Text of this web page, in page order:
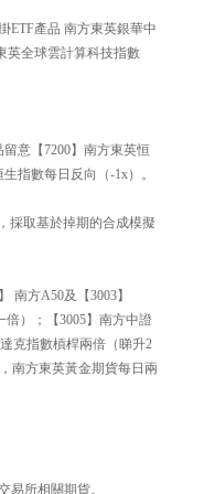
ETF產品 南方東英銀華中
英全球雲計算科技指數
意【7200】南方東英恒
指數每日反向（-1x）。
採取基於掉期的合成模擬
南方A50及【3003】
倍）；【3005】南方中證
克指數槓桿兩倍（睇升2
南方東英黃金期貨每日兩
易所相關期貨。